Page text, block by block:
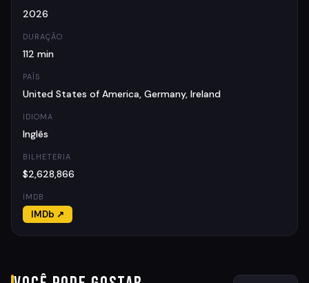
2026
DURAÇÃO
112 min
PAÍS
United States of America, Germany, Ireland
IDIOMA
Inglês
BILHETERIA
$2,628,866
IMDB
IMDb ↗